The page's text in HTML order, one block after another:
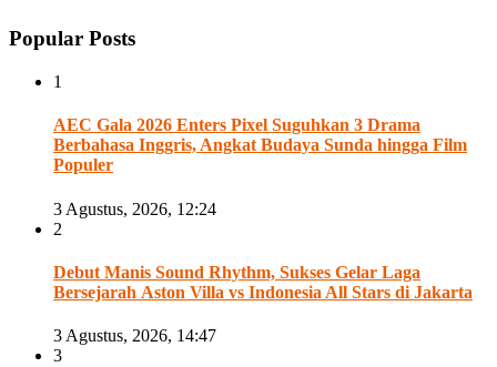
Popular Posts
1
AEC Gala 2026 Enters Pixel Suguhkan 3 Drama
Berbahasa Inggris, Angkat Budaya Sunda hingga Film
Populer
3 Agustus, 2026, 12:24
2
Debut Manis Sound Rhythm, Sukses Gelar Laga
Bersejarah Aston Villa vs Indonesia All Stars di Jakarta
3 Agustus, 2026, 14:47
3